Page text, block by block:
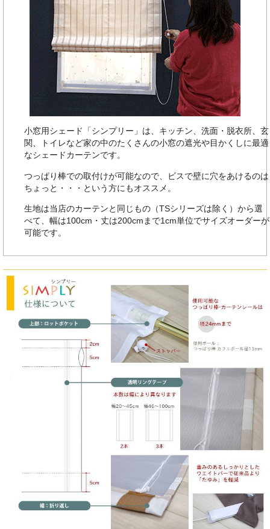
小窓用シェード「シンプリー」は、キッチン、洗面・脱衣所、玄
関、トイレなど家の中のたくさんの小窓の遮光や目かくしに最適
なシェードカーテンです。
つっぱり棒での取付けが可能なので、ビスで壁に穴をあけるのは
ちょっと・・・という方にもオススメ。
生地は当店のカーテンと同じもの（TSシリーズは除く）から選
べて、幅は100cm・丈は200cmまで1cm単位でサイズオーダーが
可能です。